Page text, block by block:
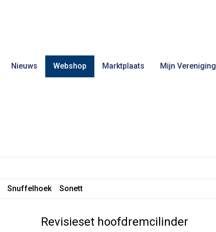
Nieuws Webshop Marktplaats Mijn Vereniging
Snuffelhoek Sonett
Revisieset hoofdremcilinder